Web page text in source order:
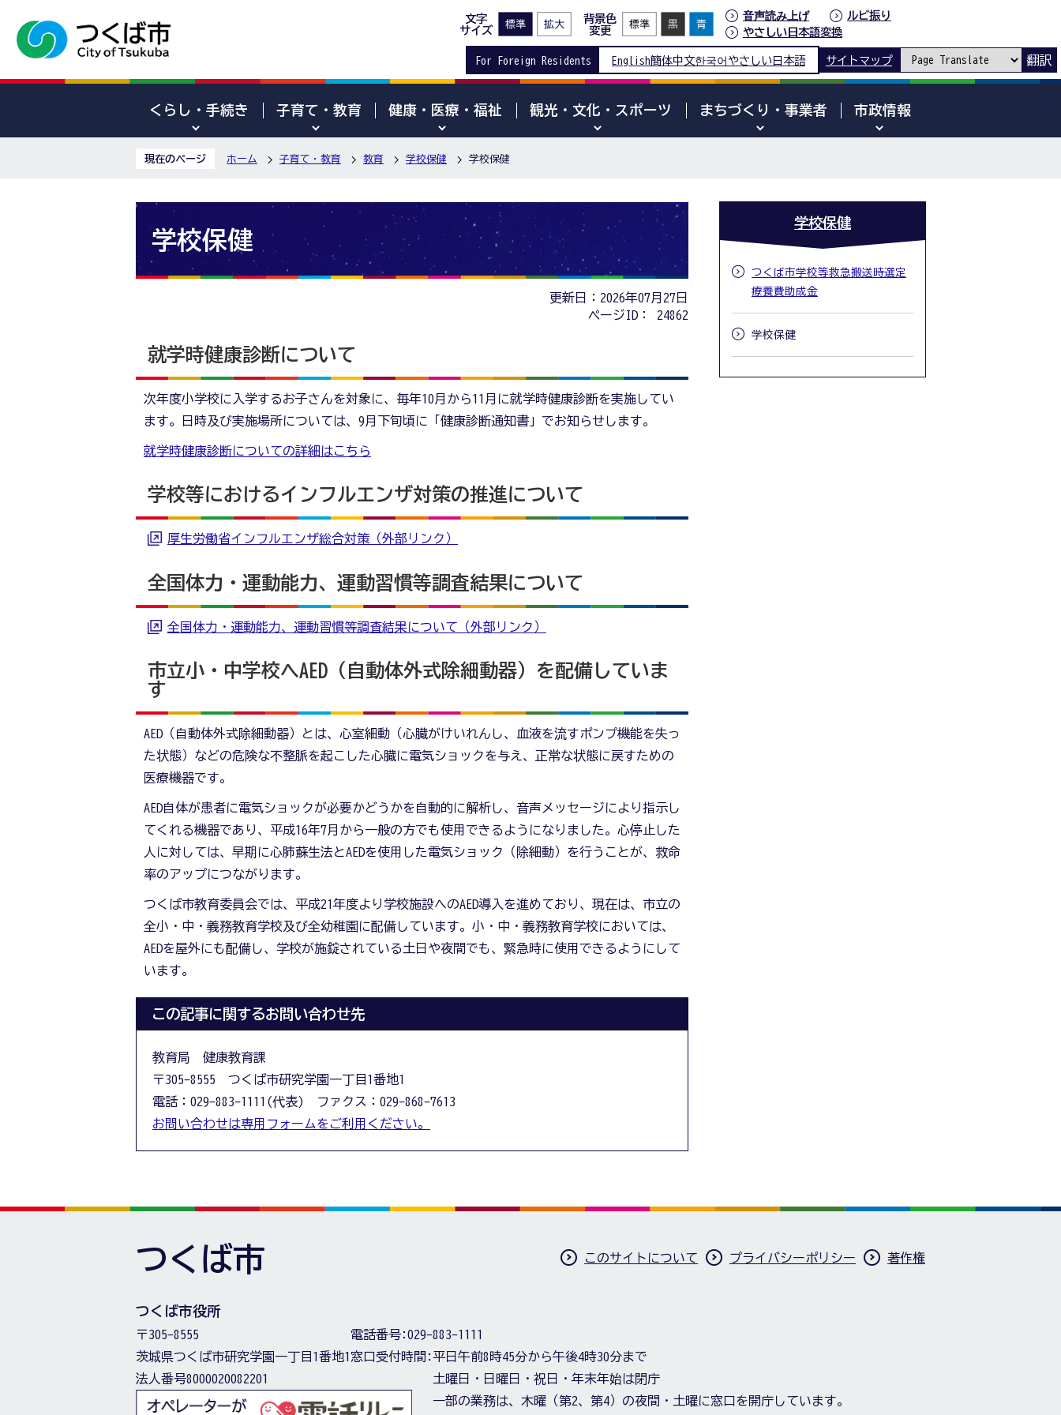
文字
サイズ
背景色
変更
音声読み上げ
ルビ振り
やさしい日本語変換
For Foreign Residents English簡体中文한국어 やさしい日本語 サイトマップ 翻訳
くらし・手続き 子育て・教育 健康・医療・福祉 観光・文化・スポーツ まちづくり・事業者 市政情報
現在のページ ホーム 子育て・教育 教育 学校保健 学校保健
学校保健
更新日：2026年07月27日
ページID：
24862
就学時健康診断について
次年度小学校に入学するお子さんを対象に、毎年10月から11月に就学時健康診断を実施してい
ます。日時及び実施場所については、9月下旬頃に「健康診断通知書」でお知らせします。
就学時健康診断についての詳細はこちら
学校等におけるインフルエンザ対策の推進について
厚生労働省インフルエンザ総合対策（外部リンク）
全国体力・運動能力、運動習慣等調査結果について
全国体力・運動能力、運動習慣等調査結果について（外部リンク）
市立小・中学校へAED（自動体外式除細動器）を配備していま
す
AED（自動体外式除細動器）とは、心室細動（心臓がけいれんし、血液を流すポンプ機能を失っ
た状態）などの危険な不整脈を起こした心臓に電気ショックを与え、正常な状態に戻すための
医療機器です。
AED自体が患者に電気ショックが必要かどうかを自動的に解析し、音声メッセージにより指示し
てくれる機器であり、平成16年7月から一般の方でも使用できるようになりました。心停止した
人に対しては、早期に心肺蘇生法とAEDを使用した電気ショック（除細動）を行うことが、救命
率のアップにつながります。
つくば市教育委員会では、平成21年度より学校施設へのAED導入を進めており、現在は、市立の
全小・中・義務教育学校及び全幼稚園に配備しています。小・中・義務教育学校においては、
AEDを屋外にも配備し、学校が施錠されている土日や夜間でも、緊急時に使用できるようにして
います。
この記事に関するお問い合わせ先
教育局 健康教育課
〒305-8555 つくば市研究学園一丁目1番地1
電話：029-883-1111(代表) ファクス：029-868-7613
お問い合わせは専用フォームをご利用ください。
学校保健
つくば市学校等救急搬送時選定
療養費助成金
学校保健
つくば市 このサイトについて プライバシーポリシー 著作権
つくば市役所
〒305-8555
茨城県つくば市研究学園一丁目1番地1
法人番号8000020082201
電話番号:029-883-1111
窓口受付時間:平日午前8時45分から午後4時30分まで
土曜日・日曜日・祝日・年末年始は閉庁
一部の業務は、木曜（第2、第4）の夜間・土曜に窓口を開庁しています。